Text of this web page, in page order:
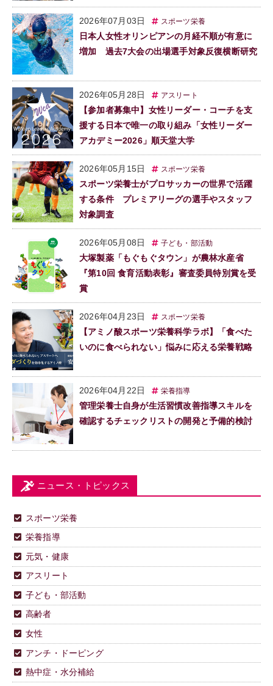
2026年07月03日 スポーツ栄養
日本人女性オリンピアンの月経不順が有意に
増加 過去7大会の出場選手対象反復横断研究
2026年05月28日 アスリート
【参加者募集中】女性リーダー・コーチを支
援する日本で唯一の取り組み「女性リーダー
アカデミー2026」順天堂大学
2026年05月15日 スポーツ栄養
スポーツ栄養士がプロサッカーの世界で活躍
する条件 プレミアリーグの選手やスタッフ
対象調査
2026年05月08日 子ども・部活動
大塚製薬「もぐもぐタウン」が農林水産省
『第10回 食育活動表彰』審査委員特別賞を受
賞
2026年04月23日 スポーツ栄養
【アミノ酸スポーツ栄養科学ラボ】「食べた
いのに食べられない」悩みに応える栄養戦略
2026年04月22日 栄養指導
管理栄養士自身が生活習慣改善指導スキルを
確認するチェックリストの開発と予備的検討
ニュース・トピックス
スポーツ栄養
栄養指導
元気・健康
アスリート
子ども・部活動
高齢者
女性
アンチ・ドーピング
熱中症・水分補給